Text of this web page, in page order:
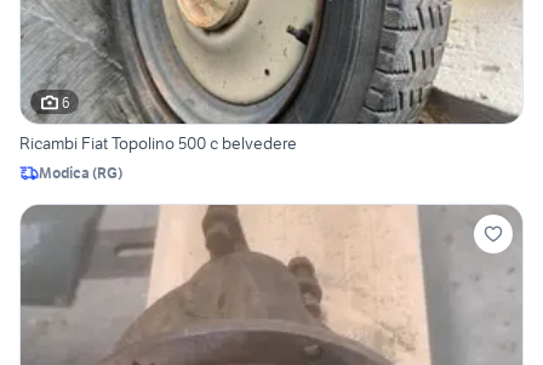
6
Ricambi Fiat Topolino 500 c belvedere
Modica (RG)